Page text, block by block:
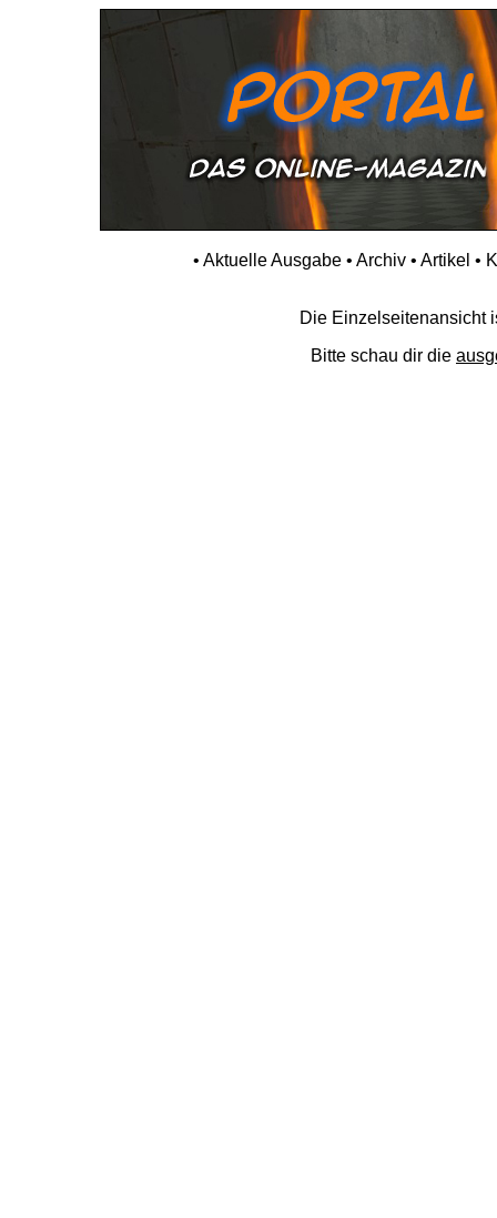
• Aktuelle Ausgabe• Archiv• Artikel •
Die Einzelseitenansicht
Bitte schau dir die